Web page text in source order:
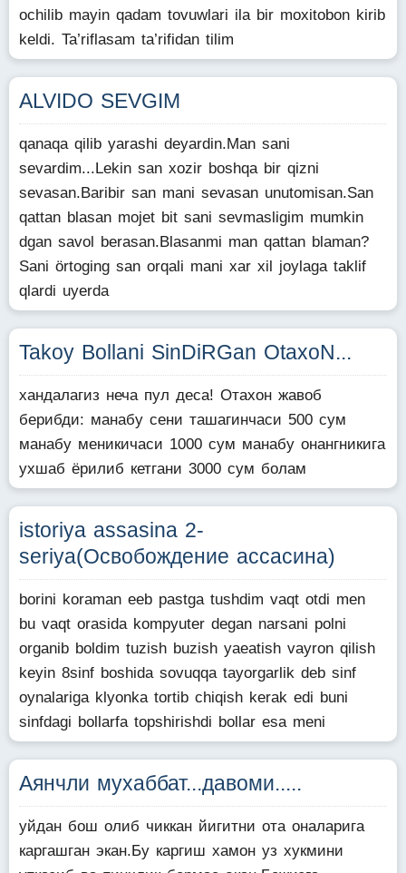
ochilib mayin qadam tovuwlari ila bir moxitobon kirib
keldi. Ta’riflasam ta’rifidan tilim
ALVIDO SEVGIM
qanaqa qilib yarashi deyardin.Man sani
sevardim...Lekin san xozir boshqa bir qizni
sevasan.Baribir san mani sevasan unutomisan.San
qattan blasan mojet bit sani sevmasligim mumkin
dgan savol berasan.Blasanmi man qattan blaman?
Sani örtoging san orqali mani xar xil joylaga taklif
qlardi uyerda
Takoy Bollani SinDiRGan OtaxoN...
хандалагиз неча пул деса! Отахон жавоб
берибди: манабу сени ташагинчаси 500 сум
манабу меникичаси 1000 сум манабу онангникига
ухшаб ёрилиб кетгани 3000 сум болам
istoriya assasina 2-
seriya(Освобождение ассасина)
borini koraman eeb pastga tushdim vaqt otdi men
bu vaqt orasida kompyuter degan narsani polni
organib boldim tuzish buzish yaeatish vayron qilish
keyin 8sinf boshida sovuqqa tayorgarlik deb sinf
oynalariga klyonka tortib chiqish kerak edi buni
sinfdagi bollarfa topshirishdi bollar esa meni
Аянчли мухаббат...давоми.....
уйдан бош олиб чиккан йигитни ота оналарига
каргашган экан.Бу каргиш хамон уз хукмини